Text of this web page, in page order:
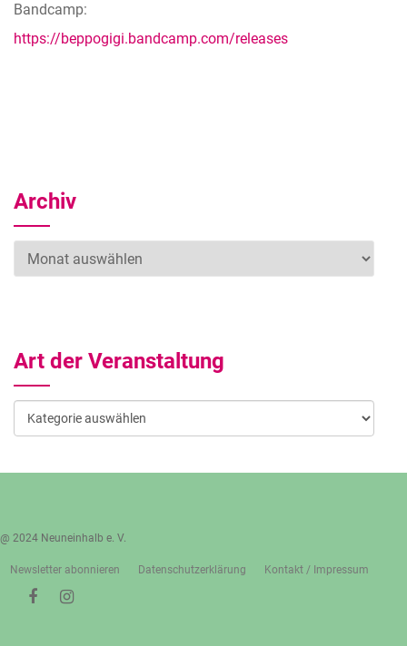
Bandcamp:
https://beppogigi.bandcamp.com/releases
Archiv
Archiv
Art der Veranstaltung
Art
der
Veranstaltung
@ 2024 Neuneinhalb e. V.
Newsletter abonnieren Datenschutzerklärung Kontakt / Impressum